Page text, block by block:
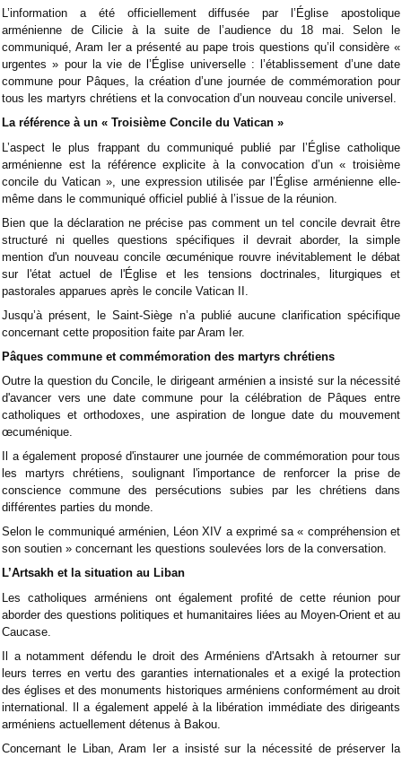
L’information a été officiellement diffusée par l’Église apostolique
arménienne de Cilicie à la suite de l’audience du 18 mai. Selon le
communiqué, Aram Ier a présenté au pape trois questions qu’il considère «
urgentes » pour la vie de l’Église universelle : l’établissement d’une date
commune pour Pâques, la création d’une journée de commémoration pour
tous les martyrs chrétiens et la convocation d’un nouveau concile universel.
La référence à un « Troisième Concile du Vatican »
L’aspect le plus frappant du communiqué publié par l’Église catholique
arménienne est la référence explicite à la convocation d’un « troisième
concile du Vatican », une expression utilisée par l’Église arménienne elle-
même dans le communiqué officiel publié à l’issue de la réunion.
Bien que la déclaration ne précise pas comment un tel concile devrait être
structuré ni quelles questions spécifiques il devrait aborder, la simple
mention d'un nouveau concile œcuménique rouvre inévitablement le débat
sur l'état actuel de l'Église et les tensions doctrinales, liturgiques et
pastorales apparues après le concile Vatican II.
Jusqu’à présent, le Saint-Siège n’a publié aucune clarification spécifique
concernant cette proposition faite par Aram Ier.
Pâques commune et commémoration des martyrs chrétiens
Outre la question du Concile, le dirigeant arménien a insisté sur la nécessité
d'avancer vers une date commune pour la célébration de Pâques entre
catholiques et orthodoxes, une aspiration de longue date du mouvement
œcuménique.
Il a également proposé d'instaurer une journée de commémoration pour tous
les martyrs chrétiens, soulignant l'importance de renforcer la prise de
conscience commune des persécutions subies par les chrétiens dans
différentes parties du monde.
Selon le communiqué arménien, Léon XIV a exprimé sa « compréhension et
son soutien » concernant les questions soulevées lors de la conversation.
L’Artsakh et la situation au Liban
Les catholiques arméniens ont également profité de cette réunion pour
aborder des questions politiques et humanitaires liées au Moyen-Orient et au
Caucase.
Il a notamment défendu le droit des Arméniens d'Artsakh à retourner sur
leurs terres en vertu des garanties internationales et a exigé la protection
des églises et des monuments historiques arméniens conformément au droit
international. Il a également appelé à la libération immédiate des dirigeants
arméniens actuellement détenus à Bakou.
Concernant le Liban, Aram Ier a insisté sur la nécessité de préserver la